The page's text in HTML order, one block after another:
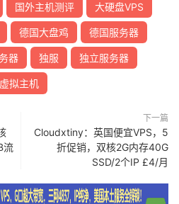
国外主机测评 大硬盘VPS
德国大盘鸡 德国服务器
器 独服 独立服务器
虚拟主机
流
下一篇
Cloudxtiny：英国便宜VPS，5
折促销，双核2G内存40G
SSD/2个IP £4/月